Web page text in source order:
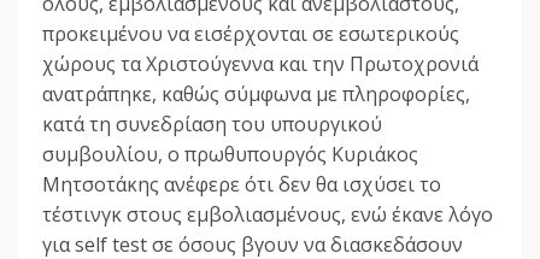
προκειμένου να εισέρχονται σε εσωτερικούς
χώρους τα Χριστούγεννα και την Πρωτοχρονιά
ανατράπηκε, καθώς σύμφωνα με πληροφορίες,
κατά τη συνεδρίαση του υπουργικού
συμβουλίου, ο πρωθυπουργός Κυριάκος
Μητσοτάκης ανέφερε ότι δεν θα ισχύσει το
τέστινγκ στους εμβολιασμένους, ενώ έκανε λόγο
για self test σε όσους βγουν να διασκεδάσουν